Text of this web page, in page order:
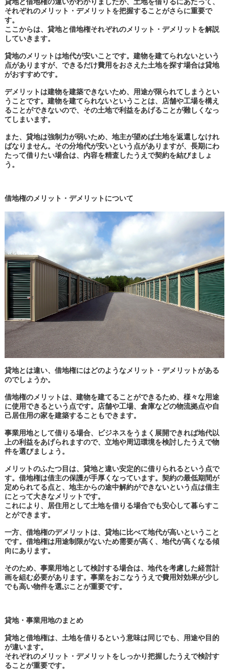
それぞれのメリット・デメリットを把握することがさらに重要で
す。
ここからは、貸地と借地権それぞれのメリット・デメリットを解説
していきます。
貸地のメリットは地代が安いことです。建物を建てられないという
点がありますが、できるだけ費用をおさえた土地を探す場合は貸地
がおすすめです。
デメリットは建物を建築できないため、用途が限られてしまうとい
うことです。建物を建てられないということは、店舗や工場を構え
ることができないので、その土地で利益をあげることが難しくなっ
てしまいます。
また、貸地は強制力が弱いため、地主が望めば土地を返還しなけれ
ばなりません。その分地代が安いという点がありますが、長期にわ
たって借りたい場合は、内容を精査したうえで契約を結びましょ
う。
借地権のメリット・デメリットについて
貸地とは違い、借地権にはどのようなメリット・デメリットがある
のでしょうか。
借地権のメリットは、建物を建てることができるため、様々な用途
に使用できるという点です。店舗や工場、倉庫などの物流拠点や自
己居住用の家を建築することもできます。
事業用地として借りる場合、ビジネスをうまく展開できれば地代以
上の利益をあげられますので、立地や周辺環境を検討したうえで物
件を選びましょう。
メリットのふたつ目は、貸地と違い安定的に借りられるという点で
す。借地権は借主の保護が手厚くなっています。契約の最低期間が
定められてる点と、地主からの途中解約ができないという点は借主
にとって大きなメリットです。
これにより、居住用として土地を借りる場合でも安心して暮らすこ
とができます。
一方、借地権のデメリットは、貸地に比べて地代が高いということ
です。借地権は用途制限がないため需要が高く、地代が高くなる傾
向にあります。
そのため、事業用地として検討する場合は、地代を考慮した経営計
画を組む必要があります。事業をおこなううえで費用対効果が少し
でも高い物件を選ぶことが重要です。
貸地・事業用地のまとめ
貸地と借地権は、土地を借りるという意味は同じでも、用途や目的
が違います。
それぞれのメリット・デメリットをしっかり把握したうえで検討す
ることが重要です。